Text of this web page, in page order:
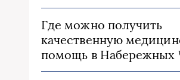
Где можно получить
качественную
помощь в Набережных